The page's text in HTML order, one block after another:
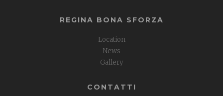
REGINA BONA SFORZA
Location
News
Gallery
CONTATTI